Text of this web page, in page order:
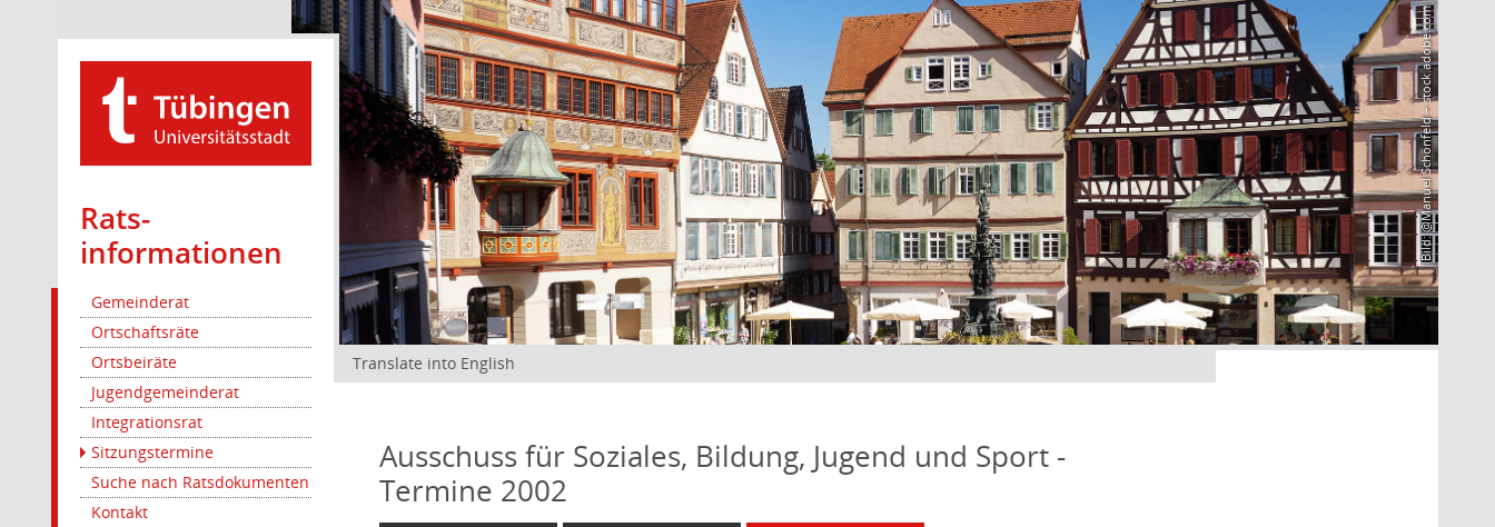
Rats­
informationen
Gemeinderat
Ortschaftsräte
Ortsbeiräte
Jugendgemeinderat
Integrationsrat
Sitzungstermine
Suche nach Ratsdokumenten
Kontakt
Bild: @Manuel Schönfeld – stock.adobe.com
Translate into English
Ausschuss für Soziales, Bildung, Jugend und Sport -
Termine 2002